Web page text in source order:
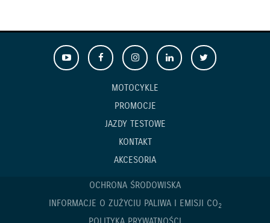
MOTOCYKLE
PROMOCJE
JAZDY TESTOWE
KONTAKT
AKCESORIA
OCHRONA ŚRODOWISKA
INFORMACJE O ZUŻYCIU PALIWA I EMISJI CO2